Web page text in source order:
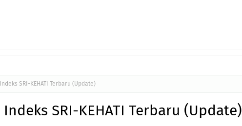
SRI-KEHATI Terbaru (Update)
SRI-KEHATI Terbaru (Update)